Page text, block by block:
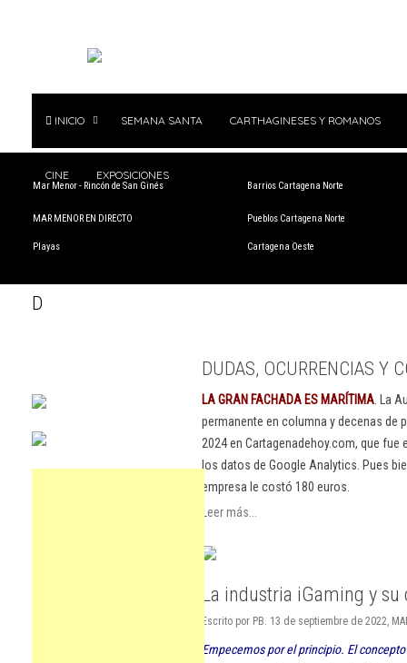
INICIO SEMANA SANTA CARTHAGINESES Y ROMANOS
CINE EXPOSICIONES
Mar Menor - Rincón de San Ginés
MAR MENOR EN DIRECTO
Playas
Barrios Cartagena Norte
Pueblos Cartagena Norte
Cartagena Oeste
D
DUDAS, OCURRENCIAS Y
LA GRAN FACHADA ES MARÍTIMA . La
permanente en columna y decenas
2024 en Cartagenadehoy.com, que
los datos de Google Analytics. Pues
empresa le costó 180 euros.
Leer más...
La industria iGaming y
Escrito por PB. 13 de septiembre de 2022,
Empecemos por el principio. El